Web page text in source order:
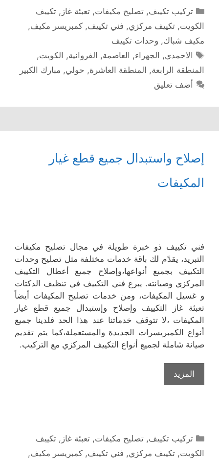
التصنيفات
تركيب تكييف,تصليح مكيفات,تعبئة غاز ,تكييف
الكويت, تكييف مركزي, فني تكييف, كمبريسر مكيف,
مكيف شباك, وحدات تكييف
الوسوم
الاحمدي, الجهراء, العاصمة, الفروانية, الكويت,
المنطقة الرابعة, المنطقة العاشرة, حولي, مبارك الكبير
أضف تعليق
إصلاح واستبدال جميع قطع غيار
المكيفات
فني تكييف ذو خبرة طويلة في مجال تصليح مكيفات
التبريد، يقدّم لك باقة خدمات مختلفة مثل تصليح وحدات
التكييف بجميع أنواعها،وإصلاح جميع أعطال التكييف
المركزي وصيانته. يبرع فني التكييف في تنظيف الدكتات
و غسيل المكيفات، ومن خدمات تصليح المكيفات أيضاً
تعبئة غاز التكييف وإصلاح وإستبدال جميع قطع غيار
المكيفات ،لا تتوقف خدماتنا عند هذا الحد فلدينا جميع
أنواع الكمبريسرات الجديدة والمستعملة،كما يتم تقديم
صيانة شاملة لجميع أنواع التكييف المركزي مع التركيب.
المزيد
التصنيفات
تركيب تكييف,تصليح مكيفات,تعبئة غاز ,تكييف
الكويت, تكييف مركزي, فني تكييف, كمبريسر مكيف,